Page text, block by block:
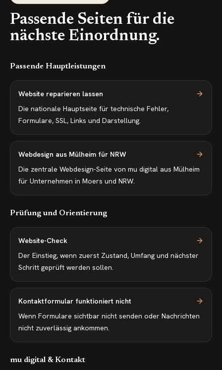
Passende Seiten für die
nächste Einordnung.
Passende Hauptleistungen
Website reparieren lassen
Die nationale Hauptseite für technische Fehler,
Formulare, SSL, Links und Darstellung.
Webdesign aus Mülheim für NRW
Die zentrale Webdesign-Seite von mu digital aus Mülheim
für Unternehmen in Moers und NRW.
Prüfung und Orientierung
Website-Check
Der Einstieg, wenn zuerst Zustand, Umfang und nächster
Schritt geprüft werden sollen.
Kontaktformular funktioniert nicht
Wenn Formulare sichtbar nicht senden oder Nachrichten
nicht zuverlässig ankommen.
mu digital & Kontakt